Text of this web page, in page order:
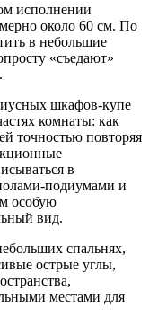
исполнении
около 60 см. По
в небольшие
«съедают»
шкафов-купе
комнаты: как
точностью повторяя
в
подиумами и
особую
вид.
спальнях,
острые углы,
местами для